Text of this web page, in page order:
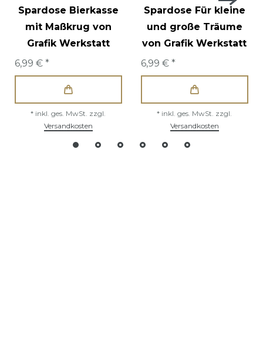
Spardose Bierkasse
mit Maßkrug von
Grafik Werkstatt
6,99 € *
* inkl. ges. MwSt. zzgl.
Versandkosten
Spardose Für kleine
und große Träume
von Grafik Werkstatt
6,99 € *
* inkl. ges. MwSt. zzgl.
Versandkosten